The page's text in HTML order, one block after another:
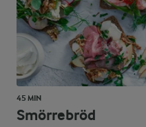
45 MIN
Smörrebröd